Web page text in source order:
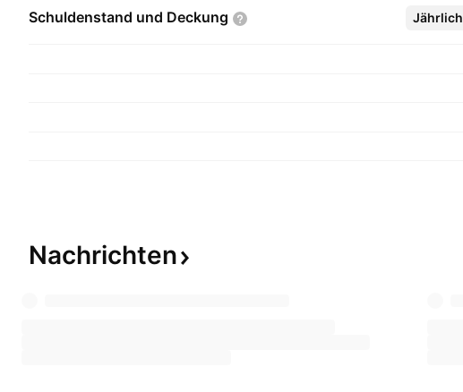
Schuldenstand und Deckung Jährlich
Mehr
Nachrichten